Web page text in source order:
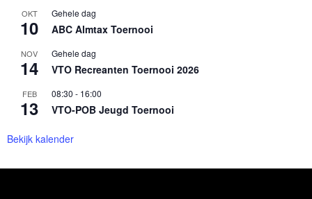
OKT
10
Gehele dag
ABC Almtax Toernooi
NOV
14
Gehele dag
VTO Recreanten Toernooi 2026
FEB
13
08:30 - 16:00
VTO-POB Jeugd Toernooi
Bekijk kalender